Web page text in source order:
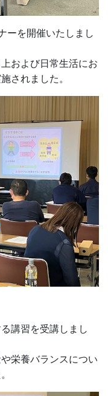
ーを開催いたしまし
および日常生活にお
されました。
講習を受講しまし
栄養バランスについ